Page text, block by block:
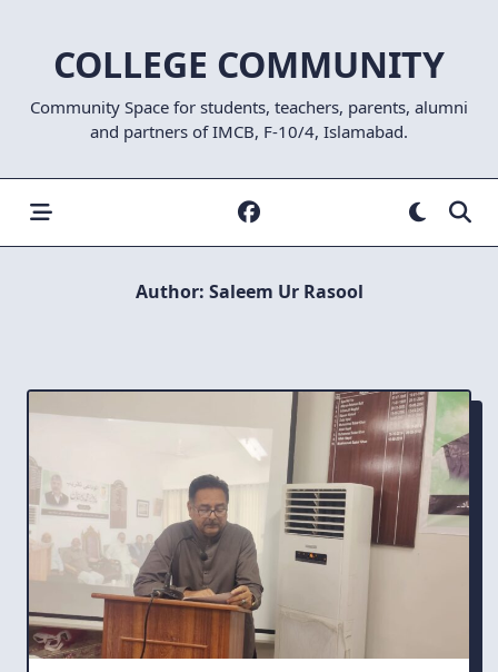
COLLEGE COMMUNITY
Community Space for students, teachers, parents, alumni
and partners of IMCB, F-10/4, Islamabad.
Author: Saleem Ur Rasool